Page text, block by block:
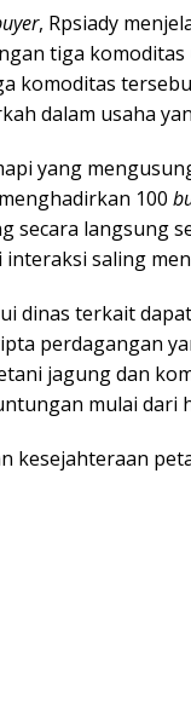
, Rpsiady
tiga
komoditas
dalam usaha
yang
100
secara langsung
interaksi saling
dinas terkait
perdagangan
jagung dan
mulai dari
kesejahteraan